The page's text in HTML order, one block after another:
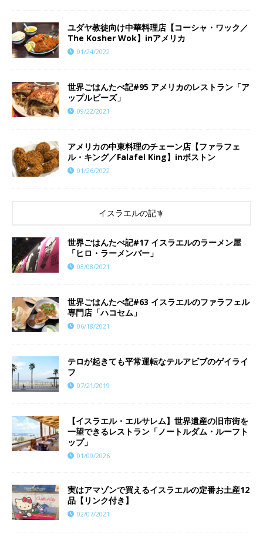
ユダヤ教徒向け中華料理店【コーシャ・ワック／
The Kosher Wok】inアメリカ
01/24/2022
世界ごはんたべ記#95 アメリカのレストラン「ア
ップルビーズ」
09/22/2021
アメリカの中東料理のチェーン店【ファラフェ
ル・キング／Falafel King】inボストン
01/26/2022
イスラエルの記事
世界ごはんたべ記#17 イスラエルのラーメン屋
「ヒロ・ラーメンバー」
03/08/2021
世界ごはんたべ記#63 イスラエルのファラフェル
専門店「ハコセム」
06/18/2021
テロが起きても平常運転なテルアビブのゲイライ
フ
07/21/2019
【イスラエル・エルサレム】世界遺産の旧市街を
一望できるレストラン「ノートルダム・ルーフト
ップ」
01/09/2026
実はアマゾンで買えるイスラエルの定番お土産12
品【リンク付き】
02/07/2021